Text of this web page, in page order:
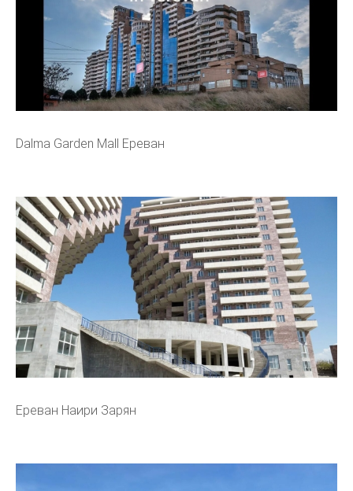
Dalma Garden Mall Ереван
Ереван Наири Зарян